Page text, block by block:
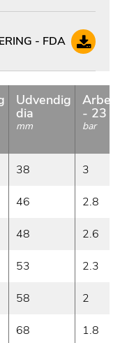
- FDA
Udvendig
dia
mm
- 23
bar
38 3
46 2.8
48 2.6
53 2.3
58 2
68 1.8